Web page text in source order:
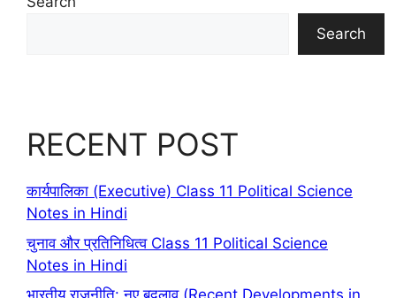
Search
RECENT POST
कार्यपालिका (Executive) Class 11 Political Science
Notes in Hindi
चुनाव और प्रतिनिधित्व Class 11 Political Science
Notes in Hindi